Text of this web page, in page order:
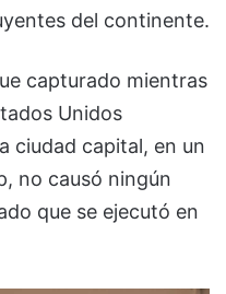
del continente.
capturado mientras
Unidos
ciudad capital, en un
no causó ningún
que se ejecutó en